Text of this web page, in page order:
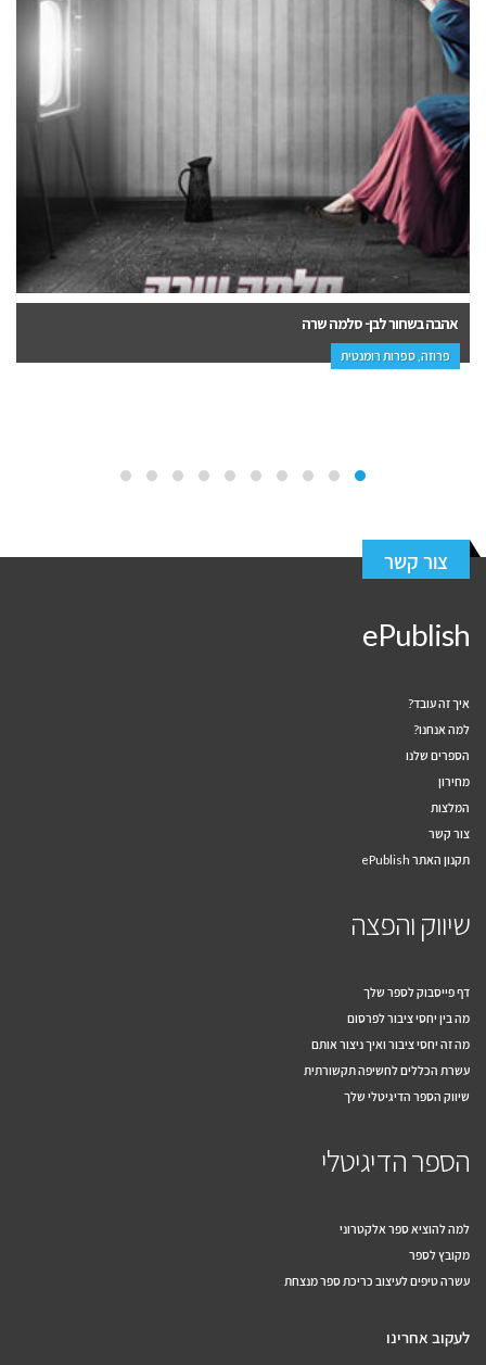
אהבה בשחור לבן- סלמה שרה
פרוזה, ספרות רומנטית
צור קשר
ePublish
איך זה עובד?
למה אנחנו?
הספרים שלנו
מחירון
המלצות
צור קשר
תקנון האתר ePublish
שיווק והפצה
דף פייסבוק לספר שלך
מה בין יחסי ציבור לפרסום
מה זה יחסי ציבור ואיך ניצור אותם
עשרת הכללים לחשיפה תקשורתית
שיווק הספר הדיגיטלי שלך
הספר הדיגיטלי
למה להוציא ספר אלקטרוני
מקובץ לספר
עשרה טיפים לעיצוב כריכת ספר מנצחת
לעקוב אחרינו